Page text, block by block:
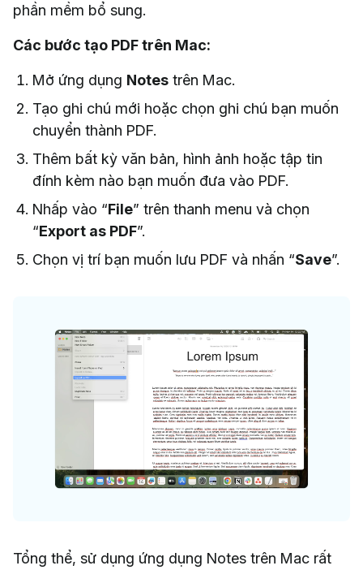
phần mềm bổ sung.
Các bước tạo PDF trên Mac:
Mở ứng dụng Notes trên Mac.
Tạo ghi chú mới hoặc chọn ghi chú bạn muốn
chuyển thành PDF.
Thêm bất kỳ văn bản, hình ảnh hoặc tập tin
đính kèm nào bạn muốn đưa vào PDF.
Nhấp vào “File” trên thanh menu và chọn
“Export as PDF”.
Chọn vị trí bạn muốn lưu PDF và nhấn “Save”.
Tổng thể, sử dụng ứng dụng Notes trên Mac rất